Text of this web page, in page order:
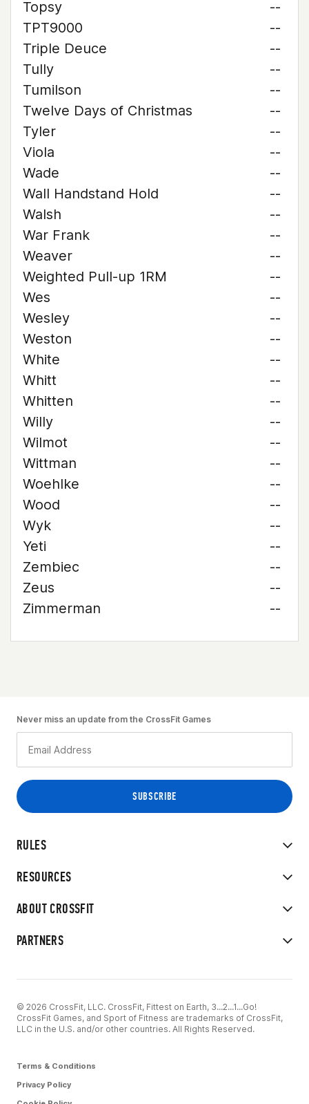
Topsy
--
TPT9000
--
Triple Deuce
--
Tully
--
Tumilson
--
Twelve Days of Christmas
--
Tyler
--
Viola
--
Wade
--
Wall Handstand Hold
--
Walsh
--
War Frank
--
Weaver
--
Weighted Pull-up 1RM
--
Wes
--
Wesley
--
Weston
--
White
--
Whitt
--
Whitten
--
Willy
--
Wilmot
--
Wittman
--
Woehlke
--
Wood
--
Wyk
--
Yeti
--
Zembiec
--
Zeus
--
Zimmerman
--
RULES
RESOURCES
ABOUT CROSSFIT
PARTNERS
Never miss an update from the CrossFit Games
© 2026 CrossFit, LLC. CrossFit, Fittest on Earth, 3...2...1...Go!
CrossFit Games, and Sport of Fitness are trademarks of CrossFit,
LLC in the U.S. and/or other countries. All Rights Reserved.
Terms & Conditions
Privacy Policy